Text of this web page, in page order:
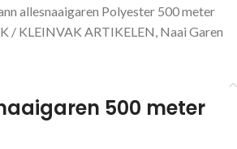
allesnaaigaren Polyester 500 meter
/ KLEINVAK ARTIKELEN, Naai Garen
500 meter